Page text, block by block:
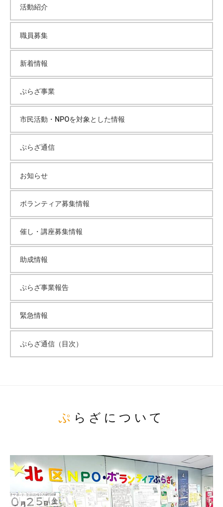
イ
ブ
活動紹介
職員募集
新着情報
ぷらざ事業
市民活動・NPOを対象とした情報
ぷらざ通信
お知らせ
ボランティア募集情報
催し・講座募集情報
助成情報
ぷらざ事業報告
緊急情報
ぷらざ通信（目次）
ぷらざについて